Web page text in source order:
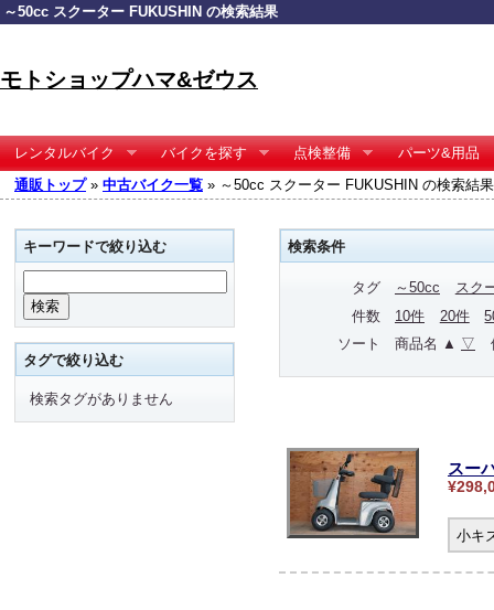
～50cc スクーター FUKUSHIN の検索結果
モトショップハマ&ゼウス
レンタルバイク バイクを探す 点検整備
パーツ&用品
通販トップ» 中古バイク一覧 » ～50cc スクーター FUKUSHIN の検索結果
検索条件
タグ ～50cc
スク
件数
10件 20件
ソート
商品名 ▲ ▽
スー
小キ
キーワードで絞り込む
タグで絞り込む
検索タグがありません